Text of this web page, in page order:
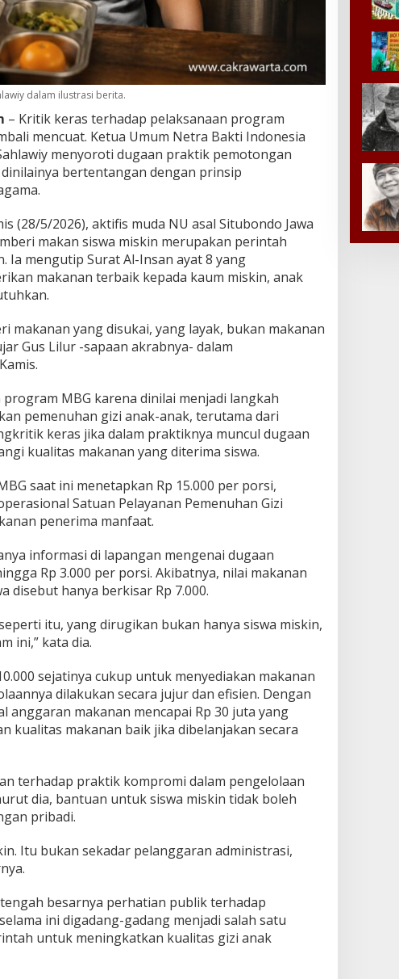
dalam ilustrasi berita.
– Kritik keras terhadap pelaksanaan program
mencuat. Ketua Umum Netra Bakti Indonesia
menyoroti dugaan praktik pemotongan
bertentangan dengan prinsip
(28/5/2026), aktifis muda NU asal Situbondo Jawa
makan siswa miskin merupakan perintah
Ia mengutip Surat Al-Insan ayat 8 yang
makanan terbaik kepada kaum miskin, anak
makanan yang disukai, yang layak, bukan makanan
Gus Lilur -sapaan akrabnya- dalam
MBG karena dinilai menjadi langkah
pemenuhan gizi anak-anak, terutama dari
keras jika dalam praktiknya muncul dugaan
kualitas makanan yang diterima siswa.
saat ini menetapkan Rp 15.000 per porsi,
Satuan Pelayanan Pemenuhan Gizi
penerima manfaat.
informasi di lapangan mengenai dugaan
Rp 3.000 per porsi. Akibatnya, nilai makanan
disebut hanya berkisar Rp 7.000.
itu, yang dirugikan bukan hanya siswa miskin,
ini,” kata dia.
sejatinya cukup untuk menyediakan makanan
dilakukan secara jujur dan efisien. Dengan
anggaran makanan mencapai Rp 30 juta yang
kualitas makanan baik jika dibelanjakan secara
terhadap praktik kompromi dalam pengelolaan
dia, bantuan untuk siswa miskin tidak boleh
pribadi.
Itu bukan sekadar pelanggaran administrasi,
besarnya perhatian publik terhadap
ini digadang-gadang menjadi salah satu
untuk meningkatkan kualitas gizi anak